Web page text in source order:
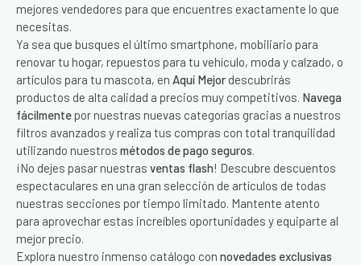
mejores vendedores para que encuentres exactamente lo que
necesitas.
Ya sea que busques el último smartphone, mobiliario para
renovar tu hogar, repuestos para tu vehículo, moda y calzado, o
artículos para tu mascota, en Aquí Mejor descubrirás
productos de alta calidad a precios muy competitivos. Navega
fácilmente por nuestras nuevas categorías gracias a nuestros
filtros avanzados y realiza tus compras con total tranquilidad
utilizando nuestros métodos de pago seguros.
¡No dejes pasar nuestras ventas flash! Descubre descuentos
espectaculares en una gran selección de artículos de todas
nuestras secciones por tiempo limitado. Mantente atento
para aprovechar estas increíbles oportunidades y equiparte al
mejor precio.
Explora nuestro inmenso catálogo con novedades exclusivas